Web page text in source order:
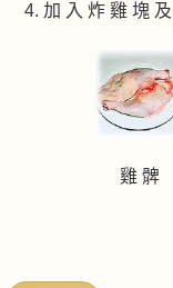
加 入 炸 雞 塊
雞 髀